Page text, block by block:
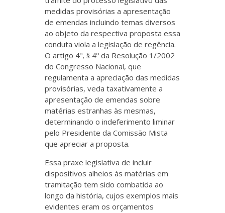
medidas provisórias a apresentação
de emendas incluindo temas diversos
ao objeto da respectiva proposta essa
conduta viola a legislação de regência.
O artigo 4º, § 4º da Resolução 1/2002
do Congresso Nacional, que
regulamenta a apreciação das medidas
provisórias, veda taxativamente a
apresentação de emendas sobre
matérias estranhas às mesmas,
determinando o indeferimento liminar
pelo Presidente da Comissão Mista
que apreciar a proposta.
Essa praxe legislativa de incluir
dispositivos alheios às matérias em
tramitação tem sido combatida ao
longo da história, cujos exemplos mais
evidentes eram os orçamentos